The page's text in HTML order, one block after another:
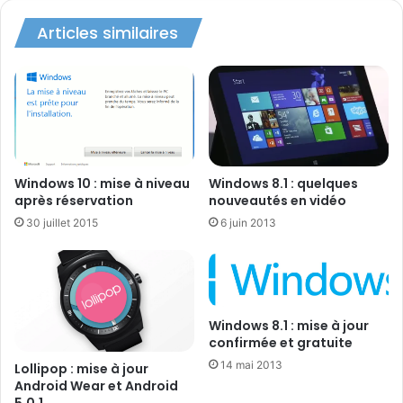
avant la fin de l’offre.
D’ailleurs, pour l’instant, c’est toujours le cas sur la page
française dédiée à cette offre
!?
Mais par contre, sur lapage d’origine(en anglais), la date
d’expiration est clairement indiquée depuis maintenant
plusieurs jours !
Please take advantage of this offer
before it expires on December 31,
2017.
Articles similaires
Windows 10 : mise à niveau
après réservation
30 juillet 2015
Windows 8.1 : quelques
nouveautés en vidéo
6 juin 2013
Lollipop : mise à jour
Android Wear et Android
Windows 8.1 : mise à jour
confirmée et gratuite
14 mai 2013